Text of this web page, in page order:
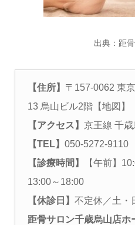
出典： 距
【住所】 〒157-0062 東
13 烏山ビル2階​【地図】
【アクセス】 京王線 千
【TEL】 050-5272-9110
【診療時間】
【午前】
13:00～18:00
【休診日】 不定休／土・
距骨サロン千歳烏山店ホ